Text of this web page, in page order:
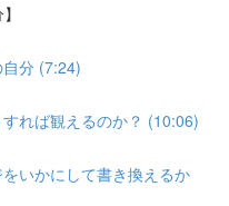
分 (7:24)
れば観えるのか？ (10:06)
いかにして書き換えるか